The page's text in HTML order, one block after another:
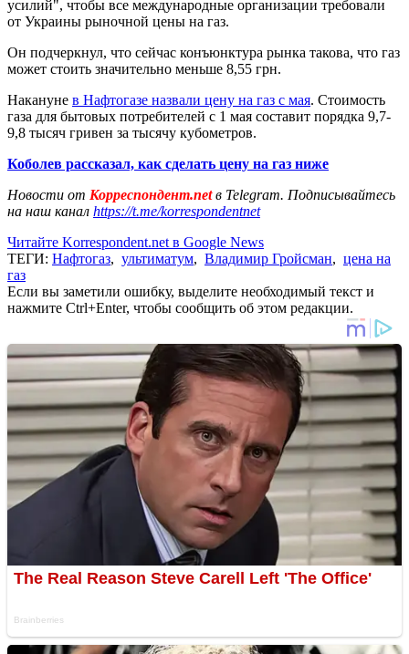
усилий", чтобы все международные организации требовали
от Украины рыночной цены на газ.
Он подчеркнул, что сейчас конъюнктура рынка такова, что газ
может стоить значительно меньше 8,55 грн.
Накануне в Нафтогазе назвали цену на газ с мая. Стоимость
газа для бытовых потребителей с 1 мая составит порядка 9,7-
9,8 тысяч гривен за тысячу кубометров.
Коболев рассказал, как сделать цену на газ ниже
Новости от Корреспондент.netв Telegram. Подписывайтесь
на наш канал https://t.me/korrespondentnet
Читайте Korrespondent.net в Google News
ТЕГИ: Нафтогаз, ультиматум, Владимир Гройсман, цена на
газ
Если вы заметили ошибку, выделите необходимый текст и
нажмите Ctrl+Enter, чтобы сообщить об этом редакции.